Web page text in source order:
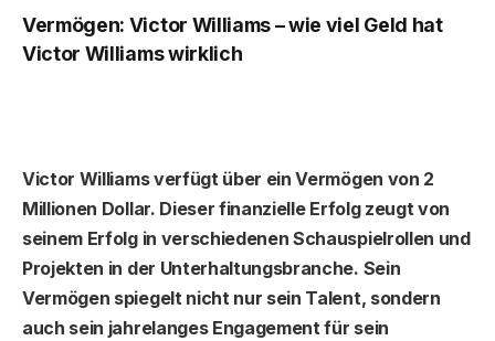
Vermögen: Victor Williams – wie viel Geld hat
Victor Williams wirklich
Victor Williams verfügt über ein Vermögen von 2
Millionen Dollar. Dieser finanzielle Erfolg zeugt von
seinem Erfolg in verschiedenen Schauspielrollen und
Projekten in der Unterhaltungsbranche. Sein
Vermögen spiegelt nicht nur sein Talent, sondern
auch sein jahrelanges Engagement für sein